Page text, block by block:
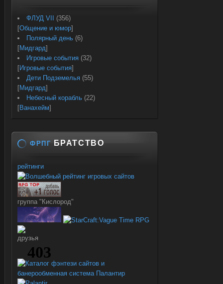
ФЛУД VII
(356)
[Общение и юмор]
Полярный день (6)
[Мидгард]
Игровые события (32)
[Игровые события]
Дети Подземелья (55)
[Мидгард]
Небесный корабль (22)
[Ванахейм]
ФРПГ БРАТСТВО
рейтинги
группа "Кислород"
друзья